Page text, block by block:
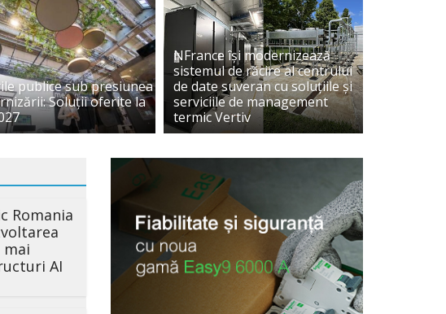
04
2026-
CONFERINTE/EXPOZITII Editii Eveniment Firme Rubrici STIRI/NOUTATI
de afaceri: Eficiență energetică și energii
pentru Green Buildings
publice sub presiunea
Soluții oferite la
NFrance își modernizează
sistemul de răcire al centrului
de date suveran cu soluțiile și
serviciile de management
termic Vertiv
Romania
mai
AI